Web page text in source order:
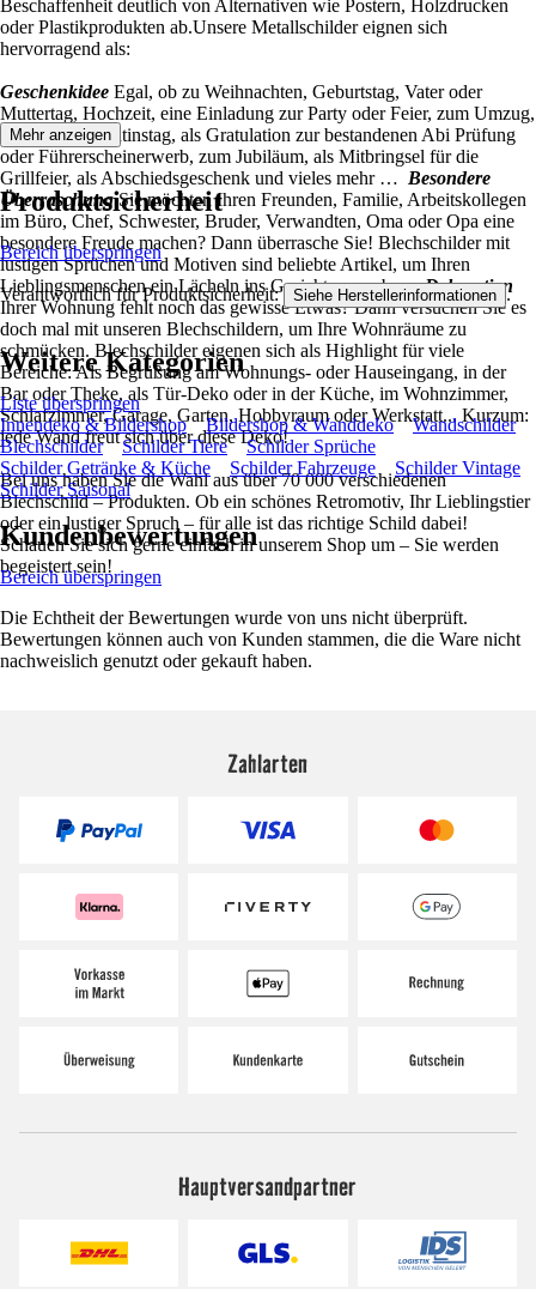
Beschaffenheit deutlich von Alternativen wie Postern, Holzdrucken
oder Plastikprodukten ab.Unsere Metallschilder eignen sich
hervorragend als:
Geschenkidee Egal, ob zu Weihnachten, Geburtstag, Vater oder
Muttertag, Hochzeit, eine Einladung zur Party oder Feier, zum Umzug,
Karneval, Valentinstag, als Gratulation zur bestandenen Abi Prüfung
oder Führerscheinerwerb, zum Jubiläum, als Mitbringsel für die
Grillfeier, als Abschiedsgeschenk und vieles mehr … Besondere
ÜberraschungSie möchten Ihren Freunden, Familie, Arbeitskollegen
im Büro, Chef, Schwester, Bruder, Verwandten, Oma oder Opa eine
besondere Freude machen? Dann überrasche Sie! Blechschilder mit
lustigen Sprüchen und Motiven sind beliebte Artikel, um Ihren
Lieblingsmenschen ein Lächeln ins Gesicht zu zaubern.Dekoration
Ihrer Wohnung fehlt noch das gewisse Etwas? Dann versuchen Sie es
doch mal mit unseren Blechschildern, um Ihre Wohnräume zu
schmücken. Blechschilder eigenen sich als Highlight für viele
Bereiche: Als Begrüßung am Wohnungs- oder Hauseingang, in der
Bar oder Theke, als Tür-Deko oder in der Küche, im Wohnzimmer,
Schlafzimmer, Garage, Garten, Hobbyraum oder Werkstatt... Kurzum:
jede Wand freut sich über diese Deko!
Bei uns haben Sie die Wahl aus über 70 000 verschiedenen
Blechschild – Produkten. Ob ein schönes Retromotiv, Ihr Lieblingstier
oder ein lustiger Spruch – für alle ist das richtige Schild dabei!
Schauen Sie sich gerne einfach in unserem Shop um – Sie werden
begeistert sein!
Mehr anzeigen
Produktsicherheit
Bereich überspringen
Verantwortlich für Produktsicherheit: Siehe Herstellerinformationen .
Weitere Kategorien
Liste überspringen
Innendeko & Bildershop
Bildershop & Wanddeko
Wandschilder
Blechschilder
Schilder Tiere
Schilder Sprüche
Schilder Getränke & Küche
Schilder Fahrzeuge
Schilder Vintage
Schilder Saisonal
Kundenbewertungen
Bereich überspringen
Die Echtheit der Bewertungen wurde von uns nicht überprüft.
Bewertungen können auch von Kunden stammen, die die Ware nicht
nachweislich genutzt oder gekauft haben.
Zahlarten
Hauptversandpartner